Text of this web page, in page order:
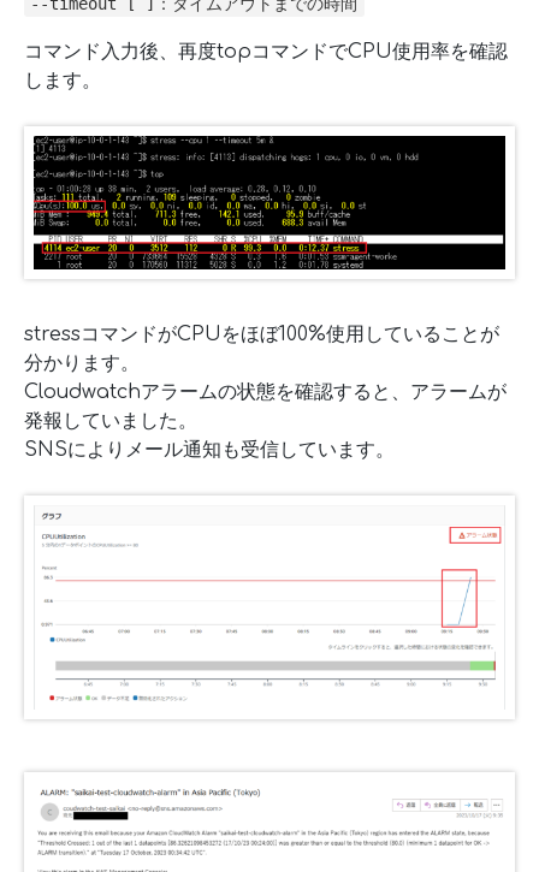
コマンド入力後、再度topコマンドでCPU使用率を確認
します。
stressコマンドがCPUをほぼ100%使用していることが
分かります。
Cloudwatchアラームの状態を確認すると、アラームが
発報していました。
SNSによりメール通知も受信しています。